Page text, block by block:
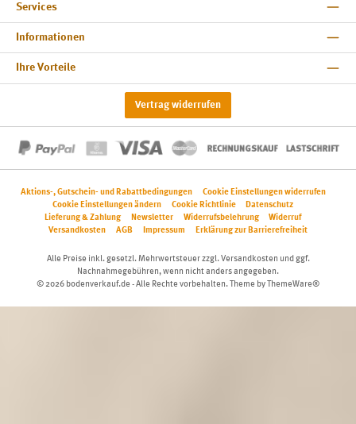
Services
Informationen
Ihre Vorteile
Vertrag widerrufen
Aktions-, Gutschein- und Rabattbedingungen
Cookie Einstellungen widerrufen
Cookie Einstellungen ändern
Cookie Richtlinie
Datenschutz
Lieferung & Zahlung
Newsletter Widerrufsbelehrung
Widerruf
Versandkosten
AGB Impressum Erklärung zur Barrierefreiheit
Alle Preise inkl. gesetzl. Mehrwertsteuer zzgl.Versandkosten und ggf.
Nachnahmegebühren, wenn nicht anders angegeben.
© 2026 bodenverkauf.de - Alle Rechte vorbehalten. Theme byThemeWare®